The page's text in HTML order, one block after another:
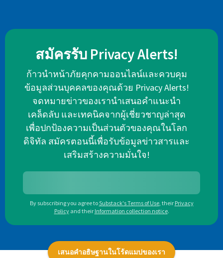
สมัครรับ Privacy Alerts!
ก้าวนำหน้าภัยคุกคามออนไลน์และควบคุม
ข้อมูลส่วนบุคคลของคุณด้วย Privacy Alerts!
จดหมายข่าวของเรานำเสนอคำแนะนำ
เคล็ดลับ และเทคนิคจากผู้เชี่ยวชาญล่าสุด
เพื่อปกป้องความเป็นส่วนตัวของคุณในโลก
ดิจิทัล สมัครตอนนี้เพื่อรับข้อมูลข่าวสารและ
เสริมสร้างความมั่นใจ!
By subscribing you agree toSubstack's Terms of Use, their Privacy
Policy and their Information collection notice.
เสนอคำอธิษฐานในโร้ดแมปของเรา